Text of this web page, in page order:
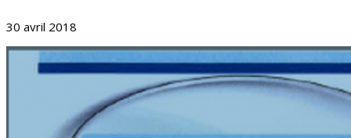
30 avril 2018